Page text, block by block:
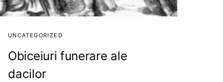
UNCATEGORIZED
Obiceiuri funerare ale
dacilor